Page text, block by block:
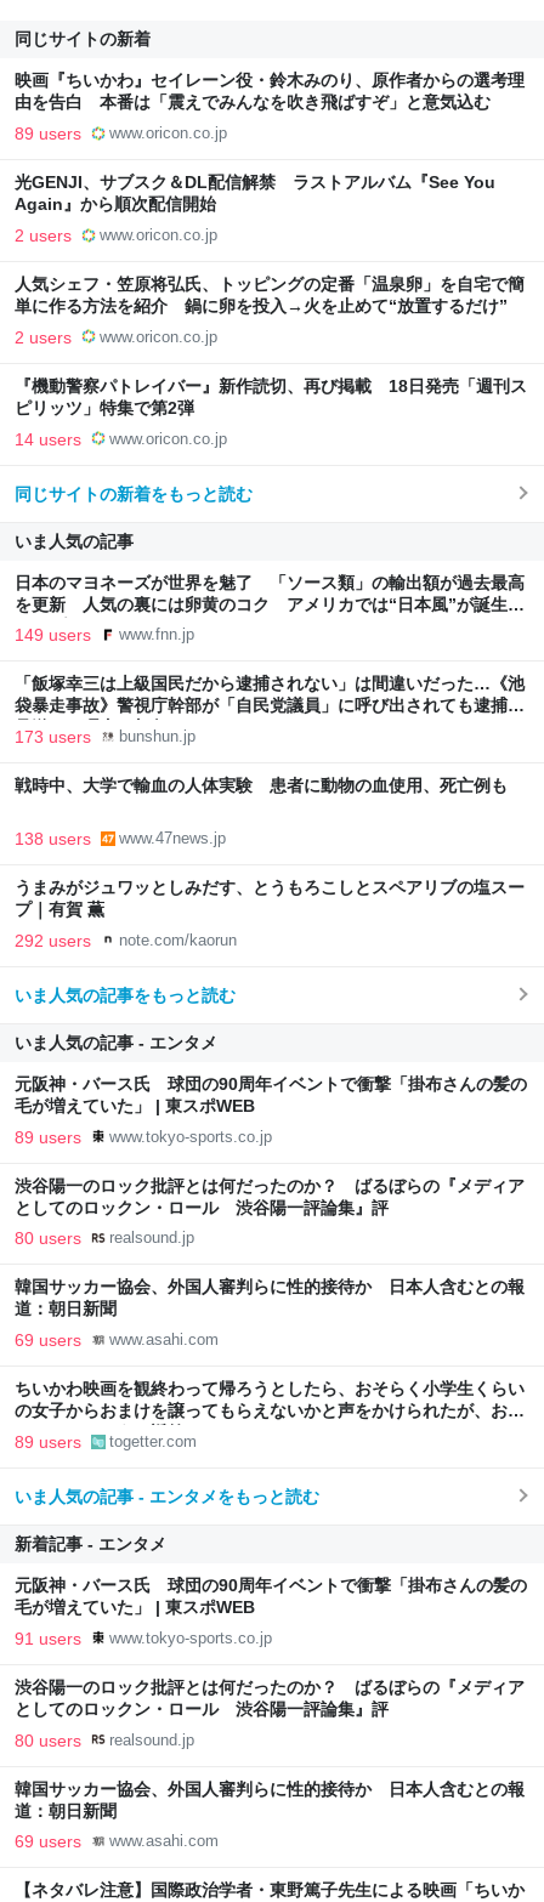
同じサイトの新着
映画『ちいかわ』セイレーン役・鈴木みのり、原作者からの選考理
由を告白 本番は「震えでみんなを吹き飛ばすぞ」と意気込む
89 users www.oricon.co.jp
光GENJI、サブスク＆DL配信解禁 ラストアルバム『See You
Again』から順次配信開始
2 users www.oricon.co.jp
人気シェフ・笠原将弘氏、トッピングの定番「温泉卵」を自宅で簡
単に作る方法を紹介 鍋に卵を投入→火を止めて“放置するだけ”
2 users www.oricon.co.jp
『機動警察パトレイバー』新作読切、再び掲載 18日発売「週刊ス
ピリッツ」特集で第2弾
14 users www.oricon.co.jp
同じサイトの新着をもっと読む
いま人気の記事
日本のマヨネーズが世界を魅了 「ソース類」の輸出額が過去最高
を更新 人気の裏には卵黄のコク アメリカでは“日本風”が誕生｜
FNNプライムオンライン
149 users www.fnn.jp
「飯塚幸三は上級国民だから逮捕されない」は間違いだった…《池
袋暴走事故》警視庁幹部が「自民党議員」に呼び出されても逮捕を
見送った理由 | 文春オンライン
173 users bunshun.jp
戦時中、大学で輸血の人体実験 患者に動物の血使用、死亡例も
138 users www.47news.jp
うまみがジュワッとしみだす、とうもろこしとスペアリブの塩スー
プ｜有賀 薫
292 users note.com/kaorun
いま人気の記事をもっと読む
いま人気の記事 - エンタメ
元阪神・バース氏 球団の90周年イベントで衝撃「掛布さんの髪の
毛が増えていた」 | 東スポWEB
89 users www.tokyo-sports.co.jp
渋谷陽一のロック批評とは何だったのか？ ばるぼらの『メディア
としてのロックン・ロール 渋谷陽一評論集』評
80 users realsound.jp
韓国サッカー協会、外国人審判らに性的接待か 日本人含むとの報
道：朝日新聞
69 users www.asahi.com
ちいかわ映画を観終わって帰ろうとしたら、おそらく小学生くらい
の女子からおまけを譲ってもらえないかと声をかけられたが、おっ
さんはこのように返答しました
89 users togetter.com
いま人気の記事 - エンタメをもっと読む
新着記事 - エンタメ
元阪神・バース氏 球団の90周年イベントで衝撃「掛布さんの髪の
毛が増えていた」 | 東スポWEB
91 users www.tokyo-sports.co.jp
渋谷陽一のロック批評とは何だったのか？ ばるぼらの『メディア
としてのロックン・ロール 渋谷陽一評論集』評
80 users realsound.jp
韓国サッカー協会、外国人審判らに性的接待か 日本人含むとの報
道：朝日新聞
69 users www.asahi.com
【ネタバレ注意】国際政治学者・東野篤子先生による映画「ちいか